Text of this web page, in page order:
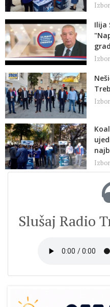
Ilija
Slušaj Radio